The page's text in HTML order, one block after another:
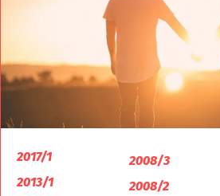
2017/1
2013/1
2008/3
2008/2